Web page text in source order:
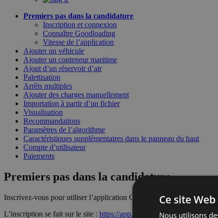
Premiers pas dans la candidature
Inscription et connexion
Connaître Goodloading
Vitesse de l’application
Ajouter un véhicule
Ajouter un conteneur maritime
Ajout d’un réservoir d’air
Palettisation
Arrêts multiples
Ajouter des charges manuellement
Importation à partir d’un fichier
Visualisation
Recommandations
Paramètres de l’algorithme
Caractéristiques supplémentaires dans le panneau du haut
Compte d’utilisateur
Paiements
Premiers pas dans la candidature
Inscrivez-vous pour utiliser l’application Goodloading. L’inscription
L’inscription se fait sur le site : https://app.goodloading.com/fr/auth/
Ce site
Nous utilisons